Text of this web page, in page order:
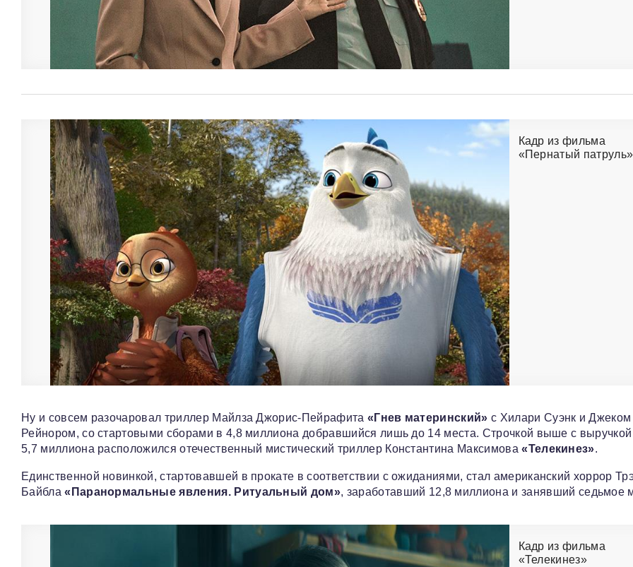
Кадр из фильма
«Пернатый патруль»
Ну и совсем разочаровал триллер Майлза Джорис-Пейрафита «Гнев материнский» с Хилари Суэнк и Джеком
Рейнором, со стартовыми сборами в 4,8 миллиона добравшийся лишь до 14 места. Строчкой выше с выручкой
5,7 миллиона расположился отечественный мистический триллер Константина Максимова«Телекинез».
Единственной новинкой, стартовавшей в прокате в соответствии с ожиданиями, стал американский хоррор
Байбла«Паранормальные явления. Ритуальный дом», заработавший 12,8 миллиона и занявший седьмое
Кадр из фильма
«Телекинез»